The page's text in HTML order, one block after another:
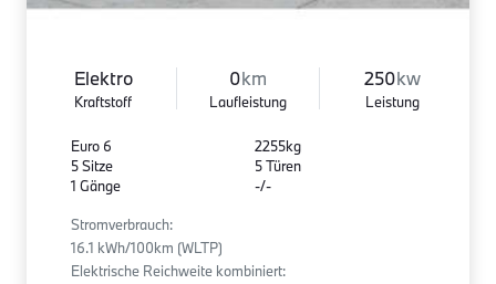
Elektro
Kraftstoff
0km
Laufleistung
250kw
Leistung
Euro 6
5 Sitze
1 Gänge
2255kg
5 Türen
-/-
Stromverbrauch:
16.1 kWh/100km (WLTP)
Elektrische Reichweite kombiniert: